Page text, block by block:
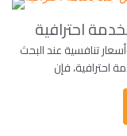
احترافية
تنافسية عند البحث